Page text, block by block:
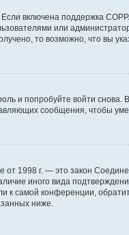
включена поддержка
или
то возможно, что вы
и попробуйте войти
сообщения, чтобы
от 1998 г. — это закон
иного вида
самой конференции,
ниже.